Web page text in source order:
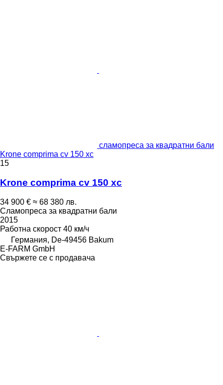
сламопреса за квадратни бали
Krone comprima cv 150 xc
15
Krone comprima cv 150 xc
34 900 € ≈ 68 380 лв.
Сламопреса за квадратни бали
2015
Работна скорост 40 км/ч
Германия, De-49456 Bakum
E-FARM GmbH
Свържете се с продавача